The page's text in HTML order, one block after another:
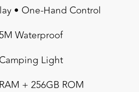
• One-Hand Control
Waterproof
Light
+ 256GB ROM